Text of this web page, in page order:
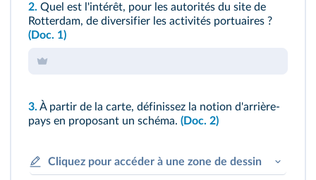
2. Quel est l'intérêt, pour les autorités du site de
Rotterdam, de diversifier les activités portuaires ?
(Doc. 1)
3. À partir de la carte, définissez la notion d'arrière-
pays en proposant un schéma. (Doc. 2)
Cliquez pour accéder à une zone de dessin